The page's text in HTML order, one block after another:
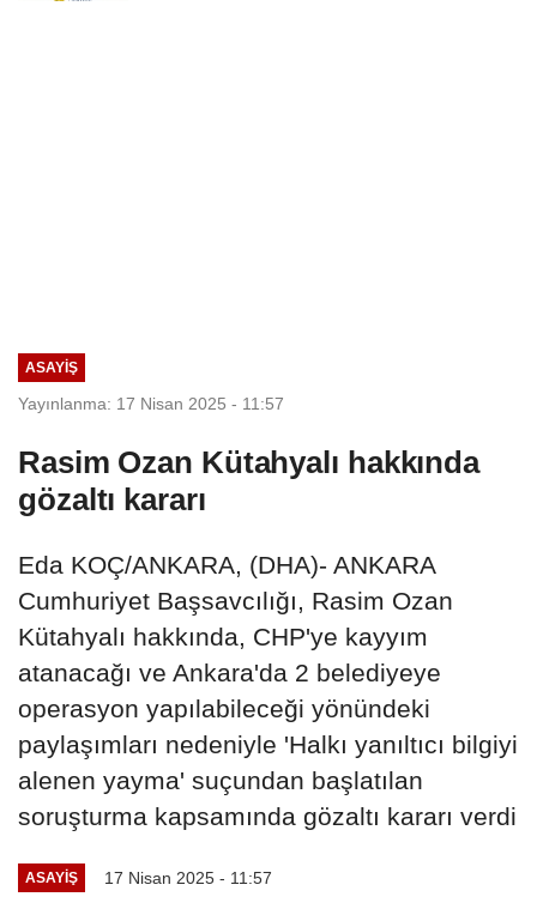
ASAYIŞ
Yayınlanma: 17 Nisan 2025 - 11:57
Rasim Ozan Kütahyalı hakkında
gözaltı kararı
Eda KOÇ/ANKARA, (DHA)- ANKARA
Cumhuriyet Başsavcılığı, Rasim Ozan
Kütahyalı hakkında, CHP'ye kayyım
atanacağı ve Ankara'da 2 belediyeye
operasyon yapılabileceği yönündeki
paylaşımları nedeniyle 'Halkı yanıltıcı bilgiyi
alenen yayma' suçundan başlatılan
soruşturma kapsamında gözaltı kararı verdi
ASAYIŞ 17 Nisan 2025 - 11:57